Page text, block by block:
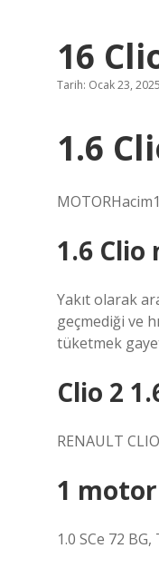
16
Tarih: Ocak 23, 2025
1.6
1.6 Clio
Yakıt olarak
geçmediği ve
tüketmek
Clio 2
RENAULT
1
1.0 SCe 72